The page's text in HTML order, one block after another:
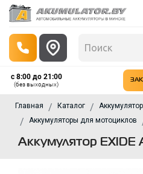
с 8:00 до 21:00
(без выходных)
Главная Каталог
Аккумуляторы для мотоциклов
Аккумулятор EXIDE